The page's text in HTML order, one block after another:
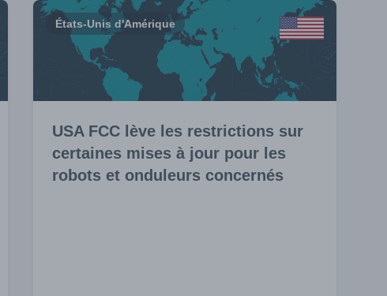
États-Unis d'Amérique
USA FCC lève les restrictions sur
certaines mises à jour pour les
robots et onduleurs concernés